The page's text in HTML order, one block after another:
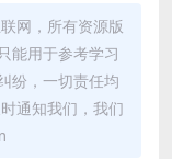
网，所有资源版
能用于参考学习
纷，一切责任均
通知我们，我们